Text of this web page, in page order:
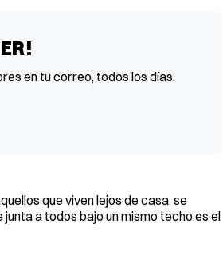
en tu correo, todos los días.
que viven lejos de casa, se
a todos bajo un mismo techo es el